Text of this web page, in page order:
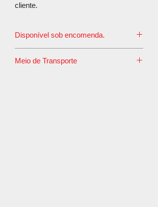
cliente.
Disponível sob encomenda.
úteis.
Meio de Transporte